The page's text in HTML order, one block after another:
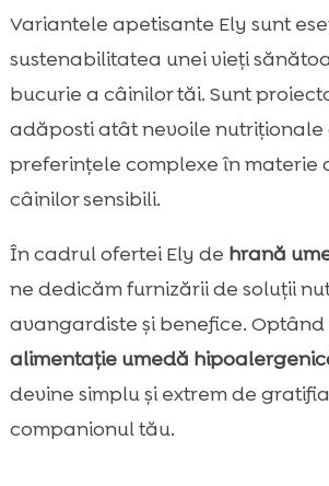
Variantele apetisante Ely sunt
sustenabilitatea unei vieți
bucurie a câinilor tăi. Sunt
adăposti atât nevoile nutriționale
preferințele complexe în materie
câinilor sensibili.
În cadrul ofertei Ely de hrană
ne dedicăm furnizării de soluții
avangardiste și benefice.
alimentație umedă
devine simplu și extrem de
companionul tău.